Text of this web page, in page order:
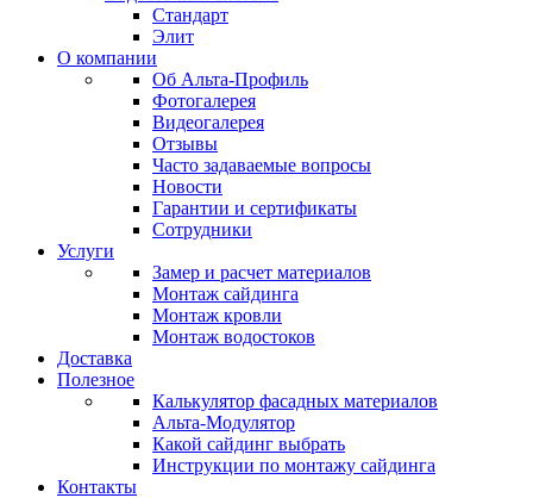
Стандарт
Элит
О компании
Об Альта-Профиль
Фотогалерея
Видеогалерея
Отзывы
Часто задаваемые вопросы
Новости
Гарантии и сертификаты
Сотрудники
Услуги
Замер и расчет материалов
Монтаж сайдинга
Монтаж кровли
Монтаж водостоков
Доставка
Полезное
Калькулятор фасадных материалов
Альта-Модулятор
Какой сайдинг выбрать
Инструкции по монтажу сайдинга
Контакты